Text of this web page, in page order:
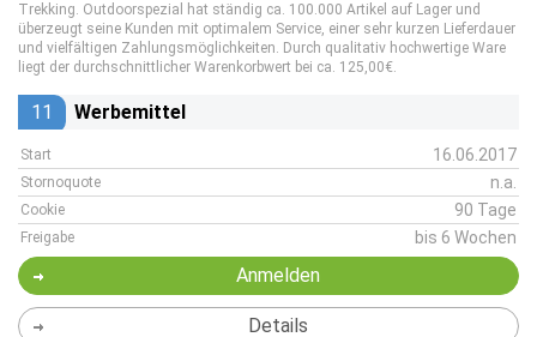
Trekking. Outdoorspezial hat ständig ca. 100.000 Artikel auf Lager und
überzeugt seine Kunden mit optimalem Service, einer sehr kurzen Lieferdauer
und vielfältigen Zahlungsmöglichkeiten. Durch qualitativ hochwertige Ware
liegt der durchschnittlicher Warenkorbwert bei ca. 125,00€.
11 Werbemittel
Start 16.06.2017
Stornoquote n.a.
Cookie 90 Tage
Freigabe bis 6 Wochen
Anmelden
Details